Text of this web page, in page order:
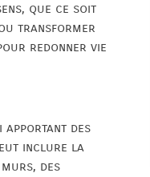
que ce soit
transformer
redonner vie
des
inclure la
des